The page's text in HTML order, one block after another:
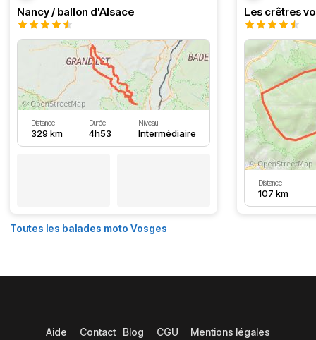
Nancy / ballon d'Alsace
Distance
329 km
Durée
4h53
Niveau
Intermédiaire
Distance
107 km
Toutes les balades moto Vosges
Aide Contact Blog CGU Mentions légales